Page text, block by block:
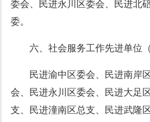
委会、民进永川区委会、民进北
委。
六、社会服务工作先进单位（
民进渝中区委会、民进南岸
会、民进永川区委会、民进大足
支、民进潼南区总支、民进武隆